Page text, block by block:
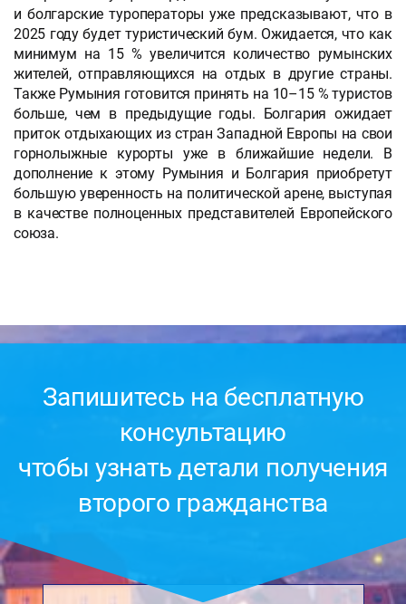
и болгарские туроператоры уже предсказывают, что в
2025 году будет туристический бум. Ожидается, что как
минимум на 15 % увеличится количество румынских
жителей, отправляющихся на отдых в другие страны.
Также Румыния готовится принять на 10–15 % туристов
больше, чем в предыдущие годы. Болгария ожидает
приток отдыхающих из стран Западной Европы на свои
горнолыжные курорты уже в ближайшие недели. В
дополнение к этому Румыния и Болгария приобретут
большую уверенность на политической арене, выступая
в качестве полноценных представителей Европейского
союза.
Запишитесь на бесплатную
консультацию
чтобы узнать детали получения
второго гражданства